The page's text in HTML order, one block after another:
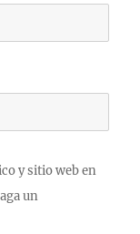
y sitio web en
un